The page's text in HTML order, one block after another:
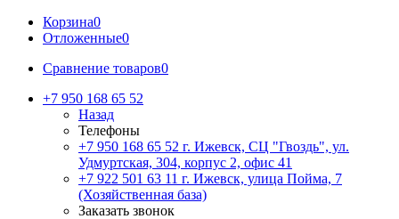
Корзина0
Отложенные0
Сравнение товаров0
+7 950 168 65 52
Назад
Телефоны
+7 950 168 65 52 г. Ижевск, СЦ "Гвоздь", ул.
Удмуртская, 304, корпус 2, офис 41
+7 922 501 63 11 г. Ижевск, улица Пойма, 7
(Хозяйственная база)
Заказать звонок